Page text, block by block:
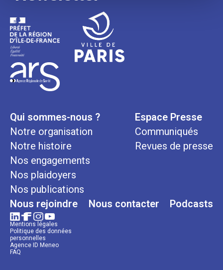
Qui sommes-nous ?
Notre organisation
Notre histoire
Nos engagements
Nos plaidoyers
Nos publications
Espace Presse
Communiqués
Revues de presse
Nous rejoindre Nous contacter Podcasts
Mentions légales
Politique des données
personnelles
Agence ID Meneo
FAQ